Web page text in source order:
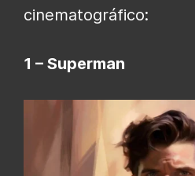
cinematográfico:
1 – Superman